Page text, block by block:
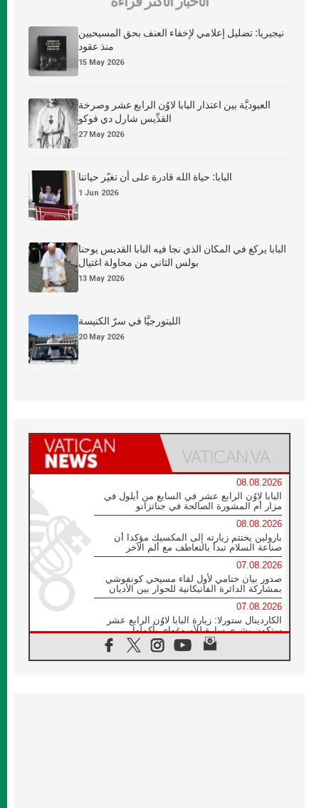
نيجيريا: تضليل إعلامي لإخفاء العنف بحق المسيحيين
منذ عقود
15 May 2026
العبوديَّة بين اعتذار البابا لاوُن الرابع عشر وصرخة
القدِّيس شارل دي فوكو
27 May 2026
البابا: حياة الله قادرة على أن تغيّر حياتنا
1 Jun 2026
البابا يركع في المكان الذي نجا فيه البابا القديس يوحنا
بولس الثاني من محاولة اغتيال
13 May 2026
الليتورجيَّا في سرّ الكنيسة
20 May 2026
08.08.2026
البابا لاوُن الرابع عشر في السابع من أيلول في
مزار أم المشورة الصالحة في جناتزانو
08.08.2026
بارولين يختتم زيارته إلى المكسيك مؤكدا أن
صناعة السلام تبدأ بالتعاطف مع ألم الآخر
07.08.2026
صدور بيان ختامي لأول لقاء مسيحي كونفوشي
بمشاركة الدائرة الفاتيكانية للحوار بين الأديان
07.08.2026
الكاردينال ستورلا: زيارة البابا لاوُن الرابع عشر
ستكون بشرى سارة للأوروغواي بأكملها
الفاتيكان يعلن برنامج الزيارة الرسولية للبابا لاوُن